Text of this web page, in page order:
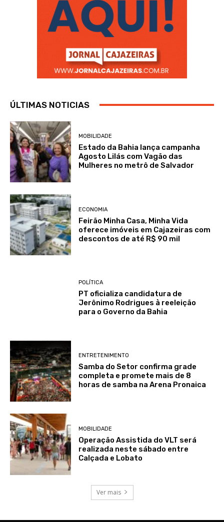
ÚLTIMAS NOTICIAS
MOBILIDADE
Estado da Bahia lança campanha
Agosto Lilás com Vagão das
Mulheres no metrô de Salvador
ECONOMIA
Feirão Minha Casa, Minha Vida
oferece imóveis em Cajazeiras com
descontos de até R$ 90 mil
POLÍTICA
PT oficializa candidatura de
Jerônimo Rodrigues à reeleição
para o Governo da Bahia
ENTRETENIMENTO
Samba do Setor confirma grade
completa e promete mais de 8
horas de samba na Arena Pronaica
MOBILIDADE
Operação Assistida do VLT será
realizada neste sábado entre
Calçada e Lobato
Ver mais